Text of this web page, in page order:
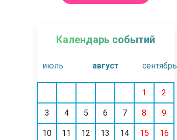
Календарь событий
июль август сентябрь
1 2
3 4 5 6 7 8 9
10 11 12 13 14 15 16